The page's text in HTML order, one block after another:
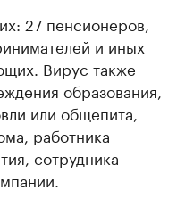
27 пенсионеров,
и иных
Вирус также
образования,
или общепита,
работника
сотрудника